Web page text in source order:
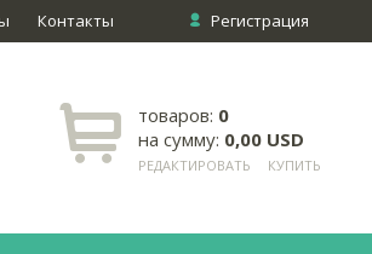
Регистрация
Контакты
товаров: 0
на сумму: 0,00 USD
РЕДАКТИРОВАТЬ КУПИТЬ